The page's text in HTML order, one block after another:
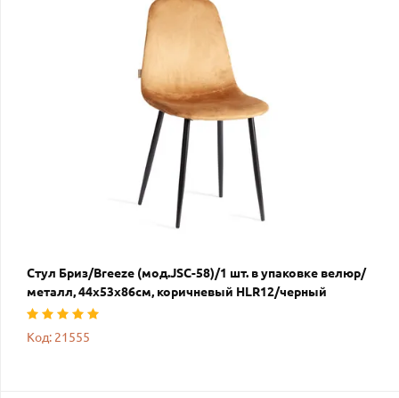
Стул Бриз/Breeze (мод.JSC-58)/1 шт. в упаковке велюр/
металл, 44х53х86см, коричневый HLR12/черный
Код: 21555